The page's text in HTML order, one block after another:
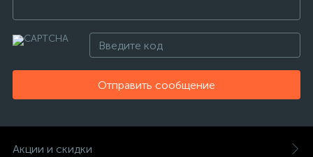
Отправить сообщение
Акции и скидки